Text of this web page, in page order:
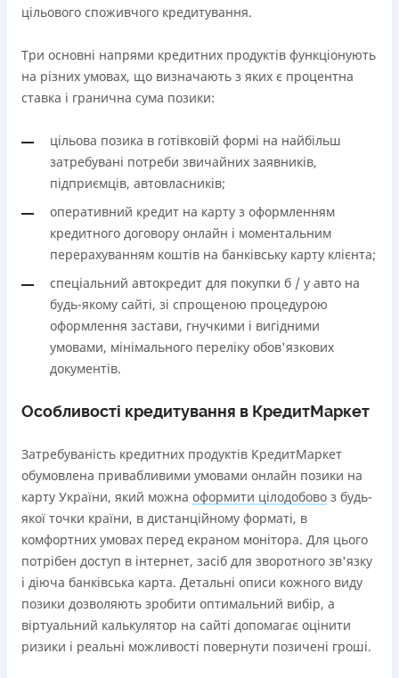
цільового споживчого кредитування.
Три основні напрями кредитних продуктів функціонують
на різних умовах, що визначають з яких є процентна
ставка і гранична сума позики:
цільова позика в готівковій формі на найбільш
затребувані потреби звичайних заявників,
підприємців, автовласників;
оперативний кредит на карту з оформленням
кредитного договору онлайн і моментальним
перерахуванням коштів на банківську карту клієнта;
спеціальний автокредит для покупки б / у авто на
будь-якому сайті, зі спрощеною процедурою
оформлення застави, гнучкими і вигідними
умовами, мінімального переліку обов'язкових
документів.
Особливості кредитування в КредитМаркет
Затребуваність кредитних продуктів КредитМаркет
обумовлена ​​привабливими умовами онлайн позики на
карту України, який можна оформити цілодобово з будь-
якої точки країни, в дистанційному форматі, в
комфортних умовах перед екраном монітора. Для цього
потрібен доступ в інтернет, засіб для зворотного зв'язку
і діюча банківська карта. Детальні описи кожного виду
позики дозволяють зробити оптимальний вибір, а
віртуальний калькулятор на сайті допомагає оцінити
ризики і реальні можливості повернути позичені гроші.